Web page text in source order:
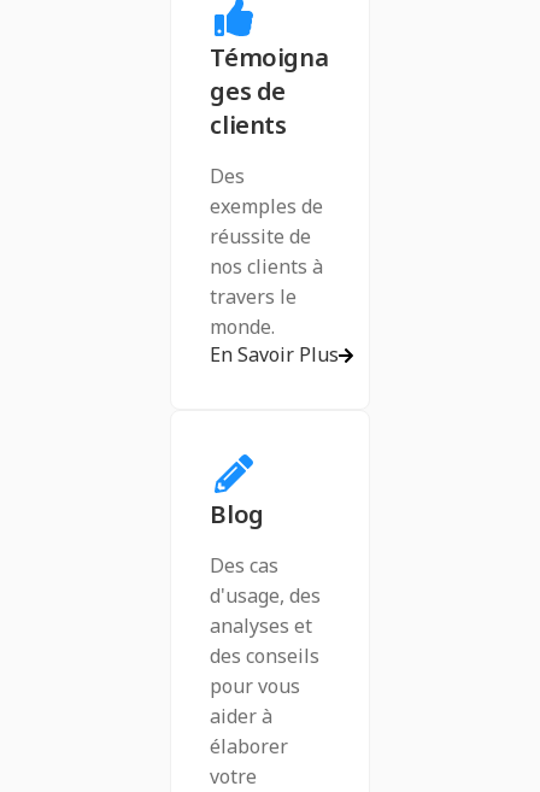
Témoigna
ges de
clients
Des
exemples de
réussite de
nos clients à
travers le
monde.
En Savoir Plus
Blog
Des cas
d'usage, des
analyses et
des conseils
pour vous
aider à
élaborer
votre